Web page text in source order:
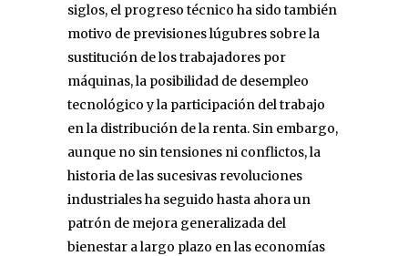
siglos, el progreso técnico ha sido también
motivo de previsiones lúgubres sobre la
sustitución de los trabajadores por
máquinas, la posibilidad de desempleo
tecnológico y la participación del trabajo
en la distribución de la renta. Sin embargo,
aunque no sin tensiones ni conflictos, la
historia de las sucesivas revoluciones
industriales ha seguido hasta ahora un
patrón de mejora generalizada del
bienestar a largo plazo en las economías